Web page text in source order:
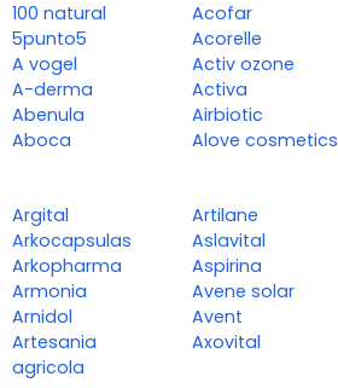
100 natural
5punto5
A vogel
A-derma
Abenula
Aboca
Acofar
Acorelle
Activ ozone
Activa
Airbiotic
Alove cosmetics
Argital
Arkocapsulas
Arkopharma
Armonia
Arnidol
Artesania
agricola
Artilane
Aslavital
Aspirina
Avene solar
Avent
Axovital